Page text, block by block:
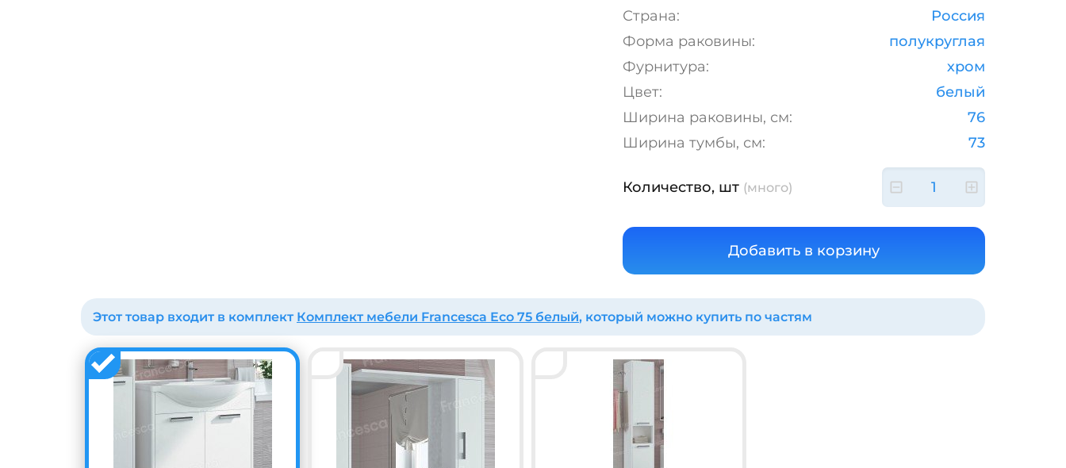
Страна:
Россия
Форма раковины:
полукруглая
Фурнитура:
хром
Цвет:
белый
Ширина раковины, см:
76
Ширина тумбы, см:
73
Количество, шт (много)
Этот товар входит в комплект Комплект мебели Francesca Eco 75 белый, который можно купить по частям